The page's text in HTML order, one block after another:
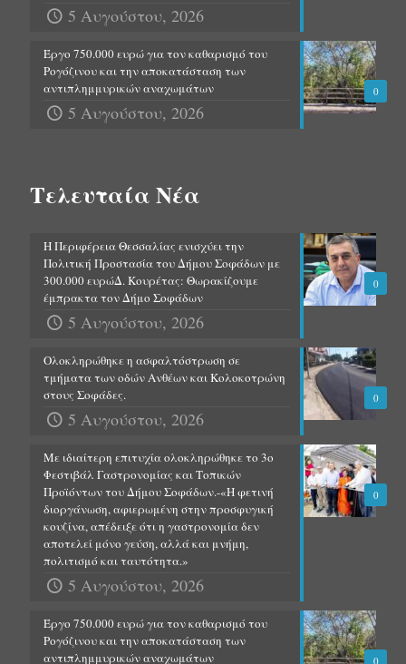
5 Αυγούστου, 2026
0
Έργο 750.000 ευρώ για τον καθαρισμό του
Ρογόζινου και την αποκατάσταση των
αντιπλημμυρικών αναχωμάτων
5 Αυγούστου, 2026
Τελευταία Νέα
0
Η Περιφέρεια Θεσσαλίας ενισχύει την
Πολιτική Προστασία του Δήμου Σοφάδων με
300.000 ευρώΔ. Κουρέτας: Θωρακίζουμε
έμπρακτα τον Δήμο Σοφάδων
5 Αυγούστου, 2026
0
Ολοκληρώθηκε η ασφαλτόστρωση σε
τμήματα των οδών Ανθέων και Κολοκοτρώνη
στους Σοφάδες.
5 Αυγούστου, 2026
0
Με ιδιαίτερη επιτυχία ολοκληρώθηκε το 3ο
Φεστιβάλ Γαστρονομίας και Τοπικών
Προϊόντων του Δήμου Σοφάδων.-«Η φετινή
διοργάνωση, αφιερωμένη στην προσφυγική
κουζίνα, απέδειξε ότι η γαστρονομία δεν
αποτελεί μόνο γεύση, αλλά και μνήμη,
πολιτισμό και ταυτότητα.»
5 Αυγούστου, 2026
0
Έργο 750.000 ευρώ για τον καθαρισμό του
Ρογόζινου και την αποκατάσταση των
αντιπλημμυρικών αναχωμάτων